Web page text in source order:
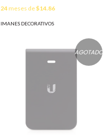
MOD: IZ-1200-080
24meses de$14.86
IMANES DECORATIVOS
AGOTADO